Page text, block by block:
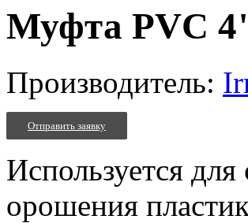
Муфта PVC
Производитель:
Отправить заявку
Используется
орошения